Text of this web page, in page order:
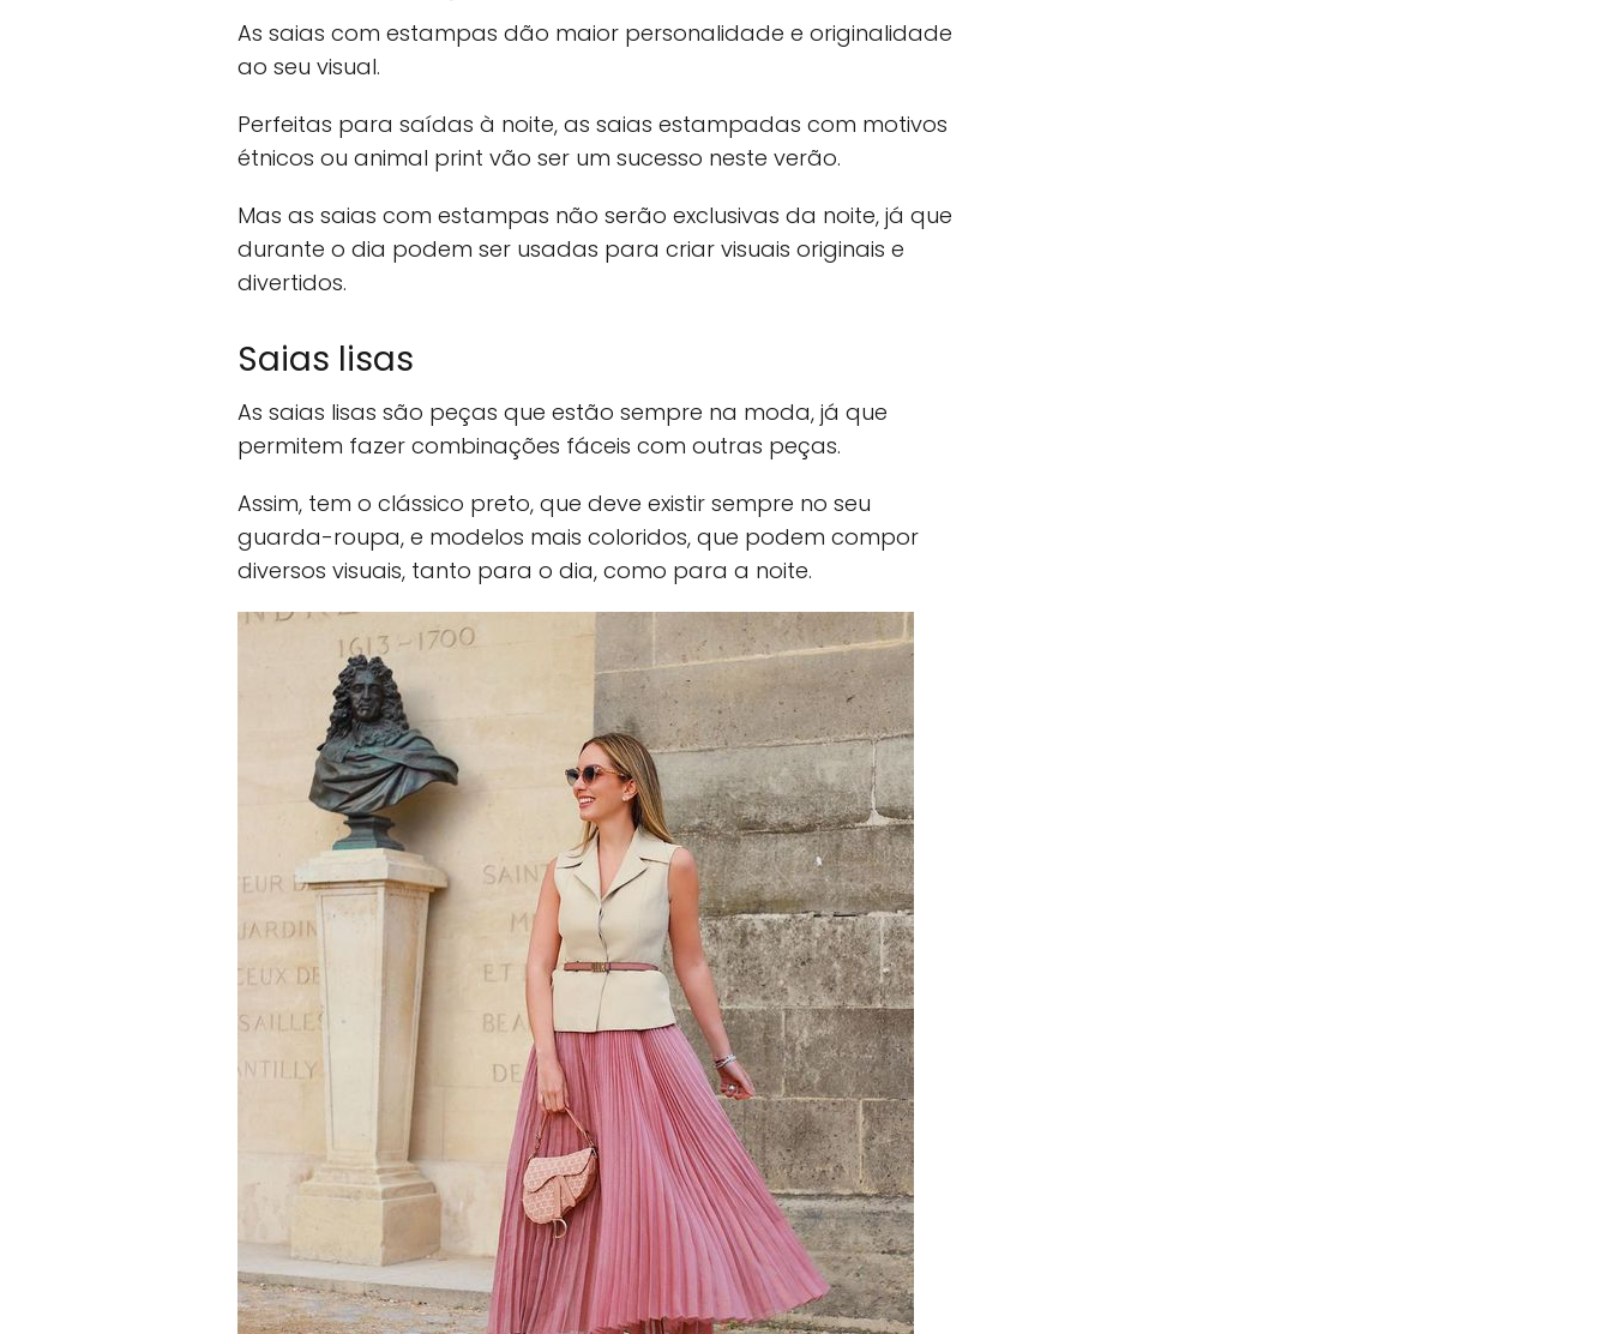
As saias com estampas dão maior personalidade e originalidade
ao seu visual.
Perfeitas para saídas à noite, as saias estampadas com motivos
étnicos ou animal print vão ser um sucesso neste verão.
Mas as saias com estampas não serão exclusivas da noite, já que
durante o dia podem ser usadas para criar visuais originais e
divertidos.
Saias lisas
As saias lisas são peças que estão sempre na moda, já que
permitem fazer combinações fáceis com outras peças.
Assim, tem o clássico preto, que deve existir sempre no seu
guarda-roupa, e modelos mais coloridos, que podem compor
diversos visuais, tanto para o dia, como para a noite.